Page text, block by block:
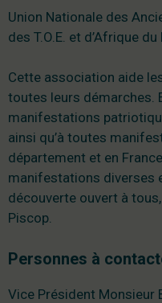
Union Nationale des
des T.O.E. et d’Afrique du
Cette association aide
toutes leurs démarches.
manifestations
ainsi qu’à toutes
département et en
manifestations diverses
découverte ouvert à
Piscop.
Personnes à
Vice Président Monsieur